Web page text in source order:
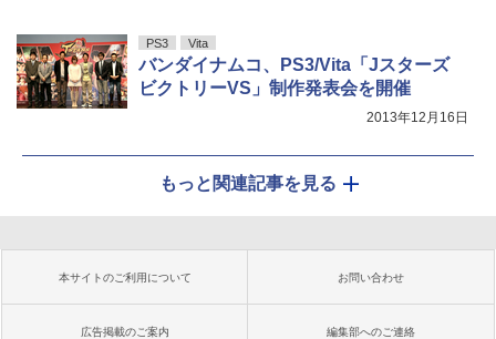
PS3 Vita
バンダイナムコ、PS3/Vita「Jスターズ
ビクトリーVS」制作発表会を開催
2013年12月16日
もっと関連記事を見る
本サイトのご利用について お問い合わせ
広告掲載のご案内 編集部へのご連絡